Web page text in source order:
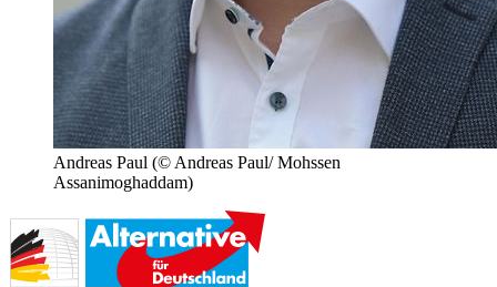
Andreas Paul (© Andreas Paul/ Mohssen
Assanimoghaddam)